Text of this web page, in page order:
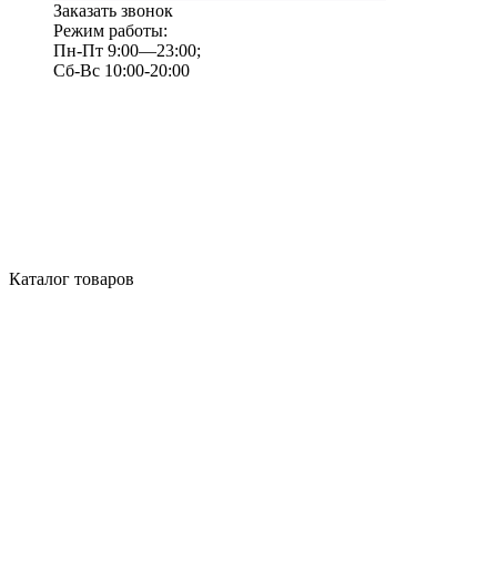
Заказать звонок
Режим работы:
Пн-Пт 9:00—23:00;
Сб-Вс 10:00-20:00
Каталог товаров